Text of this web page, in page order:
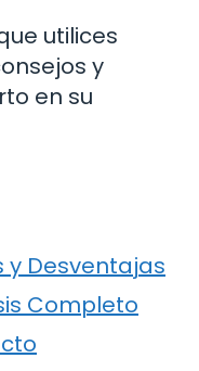
utilices
y
en su
Desventajas
Completo